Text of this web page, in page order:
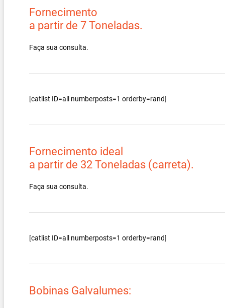
Fornecimento
a partir de 7 Toneladas.
Faça sua consulta.
[catlist ID=all numberposts=1 orderby=rand]
Fornecimento ideal
a partir de 32 Toneladas (carreta).
Faça sua consulta.
[catlist ID=all numberposts=1 orderby=rand]
Bobinas Galvalumes: